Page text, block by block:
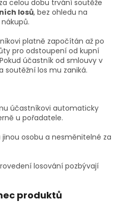
celou dobu trvání soutěže
losů, bez ohledu na
platně započítán až po
pro odstoupení od kupní
účastník od smlouvy v
soutěžní los mu zaniká.
účastníkovi automaticky
u pořadatele.
jinou osobu a nesměnitelné za
losování pozbývají
produktů